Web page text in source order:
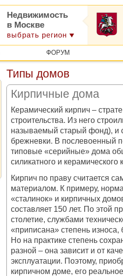
Недвижимость
в Москве
выбрать регион
ФОРУМ
Типы домов
Кирпичные дома
Керамический кирпич –
строительства. Из него
называемый старый фонд), и
брежневки. В послевоенный
типовые «серийные» дома
силикатного и керамического
Кирпич по праву считается
материалом. К примеру,
«сталинок» и кирпичных
составляет 150 лет. По
столетие, службами
«приписана» степень
Но на практике степень
разной – она зависит и от
эксплуатации. Поэтому,
кирпичном доме, его